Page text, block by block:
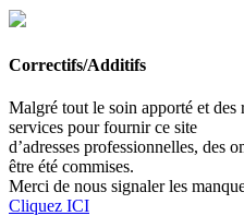
Correctifs/Additifs
Malgré tout le soin apporté et des
services pour fournir ce site
d’adresses professionnelles, des
être été commises.
Merci de nous signaler les
Cliquez ICI